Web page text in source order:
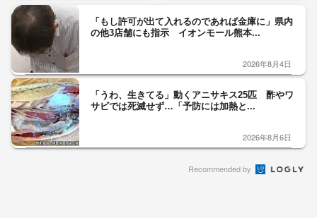
「もし許可が出て入れるのであれば金庫に」県内
の他3店舗にも指示 イオンモール熊本...
2026年8月4日
「うわ、生きてる」動くアニサキス25匹 酢やワ
サビでは死滅せず…「予防には加熱と...
2026年8月6日
Recommended by